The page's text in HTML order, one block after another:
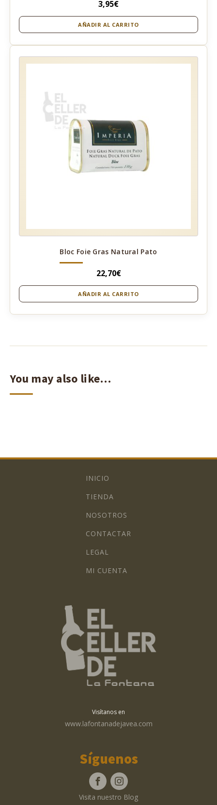
3,95€
AÑADIR AL CARRITO
Bloc Foie Gras Natural Pato
22,70€
AÑADIR AL CARRITO
You may also like…
INICIO
TIENDA
NOSOTROS
CONTACTAR
LEGAL
MI CUENTA
Visítanos en
www.lafontanadejavea.com
Síguenos
Visita nuestro Blog